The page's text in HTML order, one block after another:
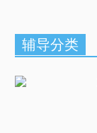
辅导分类